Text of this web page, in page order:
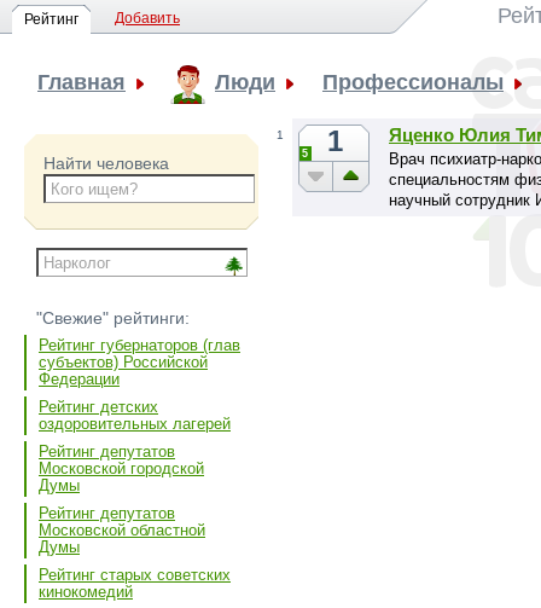
Рейтинг Добавить
Главная Люди Профессионалы
Найти человека
"Свежие" рейтинги:
Рейтинг губернаторов (глав
субъектов) Российской
Федерации
Рейтинг детских
оздоровительных лагерей
Рейтинг депутатов
Московской городской
Думы
Рейтинг депутатов
Московской областной
Думы
Рейтинг старых советских
кинокомедий
1 1
5
Яценко Юлия
Врач психиатр-
специальностям
научный сотрудник